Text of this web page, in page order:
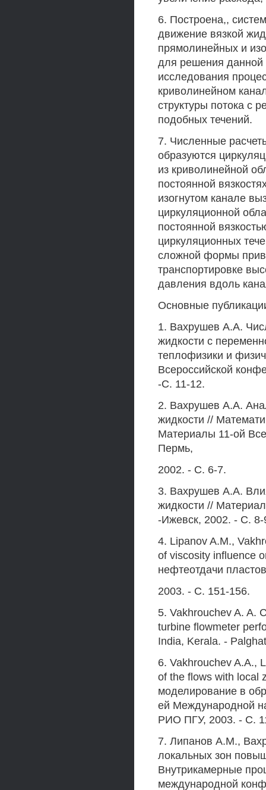
6. Построена,,
движение вязкой
прямолинейных и
для решения
исследования
криволинейном
структуры потока с
подобных течений.
7. Численные
образуются
из криволинейной
постоянной
изогнутом канале
циркуляционной
постоянной
циркуляционных
сложной формы
транспортировке
давления вдоль
Основные
1. Вахрушев А.А.
жидкости с
теплофизики и
Всероссийской
-С. 11-12.
2. Вахрушев А.А.
жидкости //
Материалы 11-ой
Пермь,
2002. - С. 6-7.
3. Вахрушев А.А.
жидкости //
-Ижевск, 2002. - С. 8-
4. Lipanov A.M.,
of viscosity influence
нефтеотдачи
2003. - С. 151-156.
5. Vakhrouchev A. A.
turbine flowmeter
India, Kerala. -
6. Vakhrouchev A.A.,
of the flows with local
моделирование в
ей Международной
РИО ПГУ, 2003. - С.
7. Липанов A.M.,
локальных зон
Внутрикамерные
международной